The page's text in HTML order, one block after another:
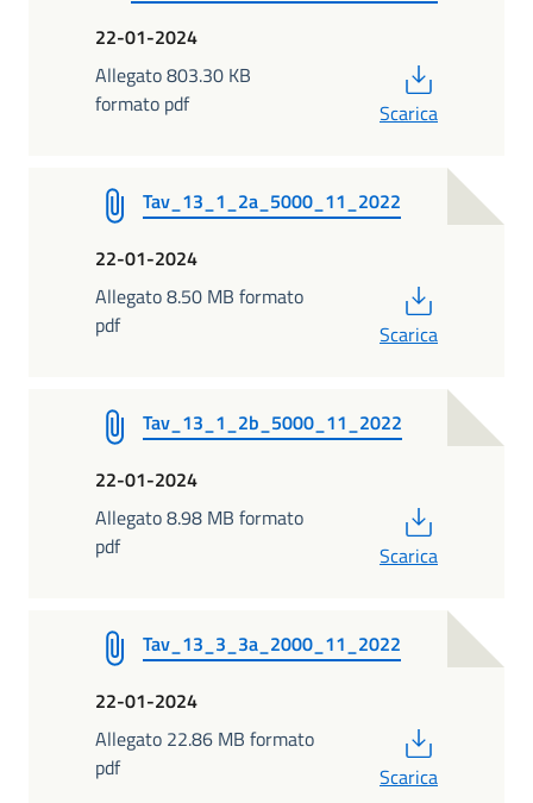
22-01-2024
Allegato 803.30 KB
formato pdf
Scarica
Tav_13_1_2a_5000_11_2022
22-01-2024
Allegato 8.50 MB formato
pdf
Scarica
Tav_13_1_2b_5000_11_2022
22-01-2024
Allegato 8.98 MB formato
pdf
Scarica
Tav_13_3_3a_2000_11_2022
22-01-2024
Allegato 22.86 MB formato
pdf
Scarica